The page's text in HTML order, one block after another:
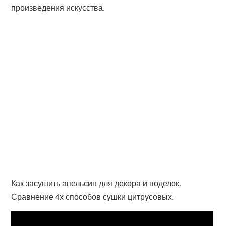
произведения искусства.
Как засушить апельсин для декора и поделок.
Сравнение 4х способов сушки цитрусовых.